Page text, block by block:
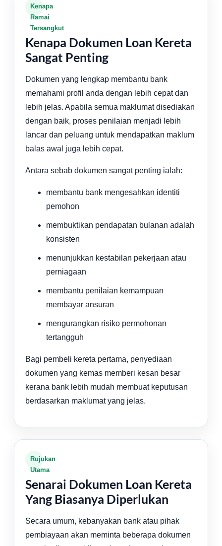
Kenapa
Ramai
Tersangkut
Kenapa Dokumen Loan Kereta
Sangat Penting
Dokumen yang lengkap membantu bank
memahami profil anda dengan lebih cepat dan
lebih jelas. Apabila semua maklumat disediakan
dengan baik, proses penilaian menjadi lebih
lancar dan peluang untuk mendapatkan maklum
balas awal juga lebih cepat.
Antara sebab dokumen sangat penting ialah:
membantu bank mengesahkan identiti
pemohon
membuktikan pendapatan bulanan adalah
konsisten
menunjukkan kestabilan pekerjaan atau
perniagaan
membantu penilaian kemampuan
membayar ansuran
mengurangkan risiko permohonan
tertangguh
Bagi pembeli kereta pertama, penyediaan
dokumen yang kemas memberi kesan besar
kerana bank lebih mudah membuat keputusan
berdasarkan maklumat yang jelas.
Rujukan
Utama
Senarai Dokumen Loan Kereta
Yang Biasanya Diperlukan
Secara umum, kebanyakan bank atau pihak
pembiayaan akan meminta beberapa dokumen